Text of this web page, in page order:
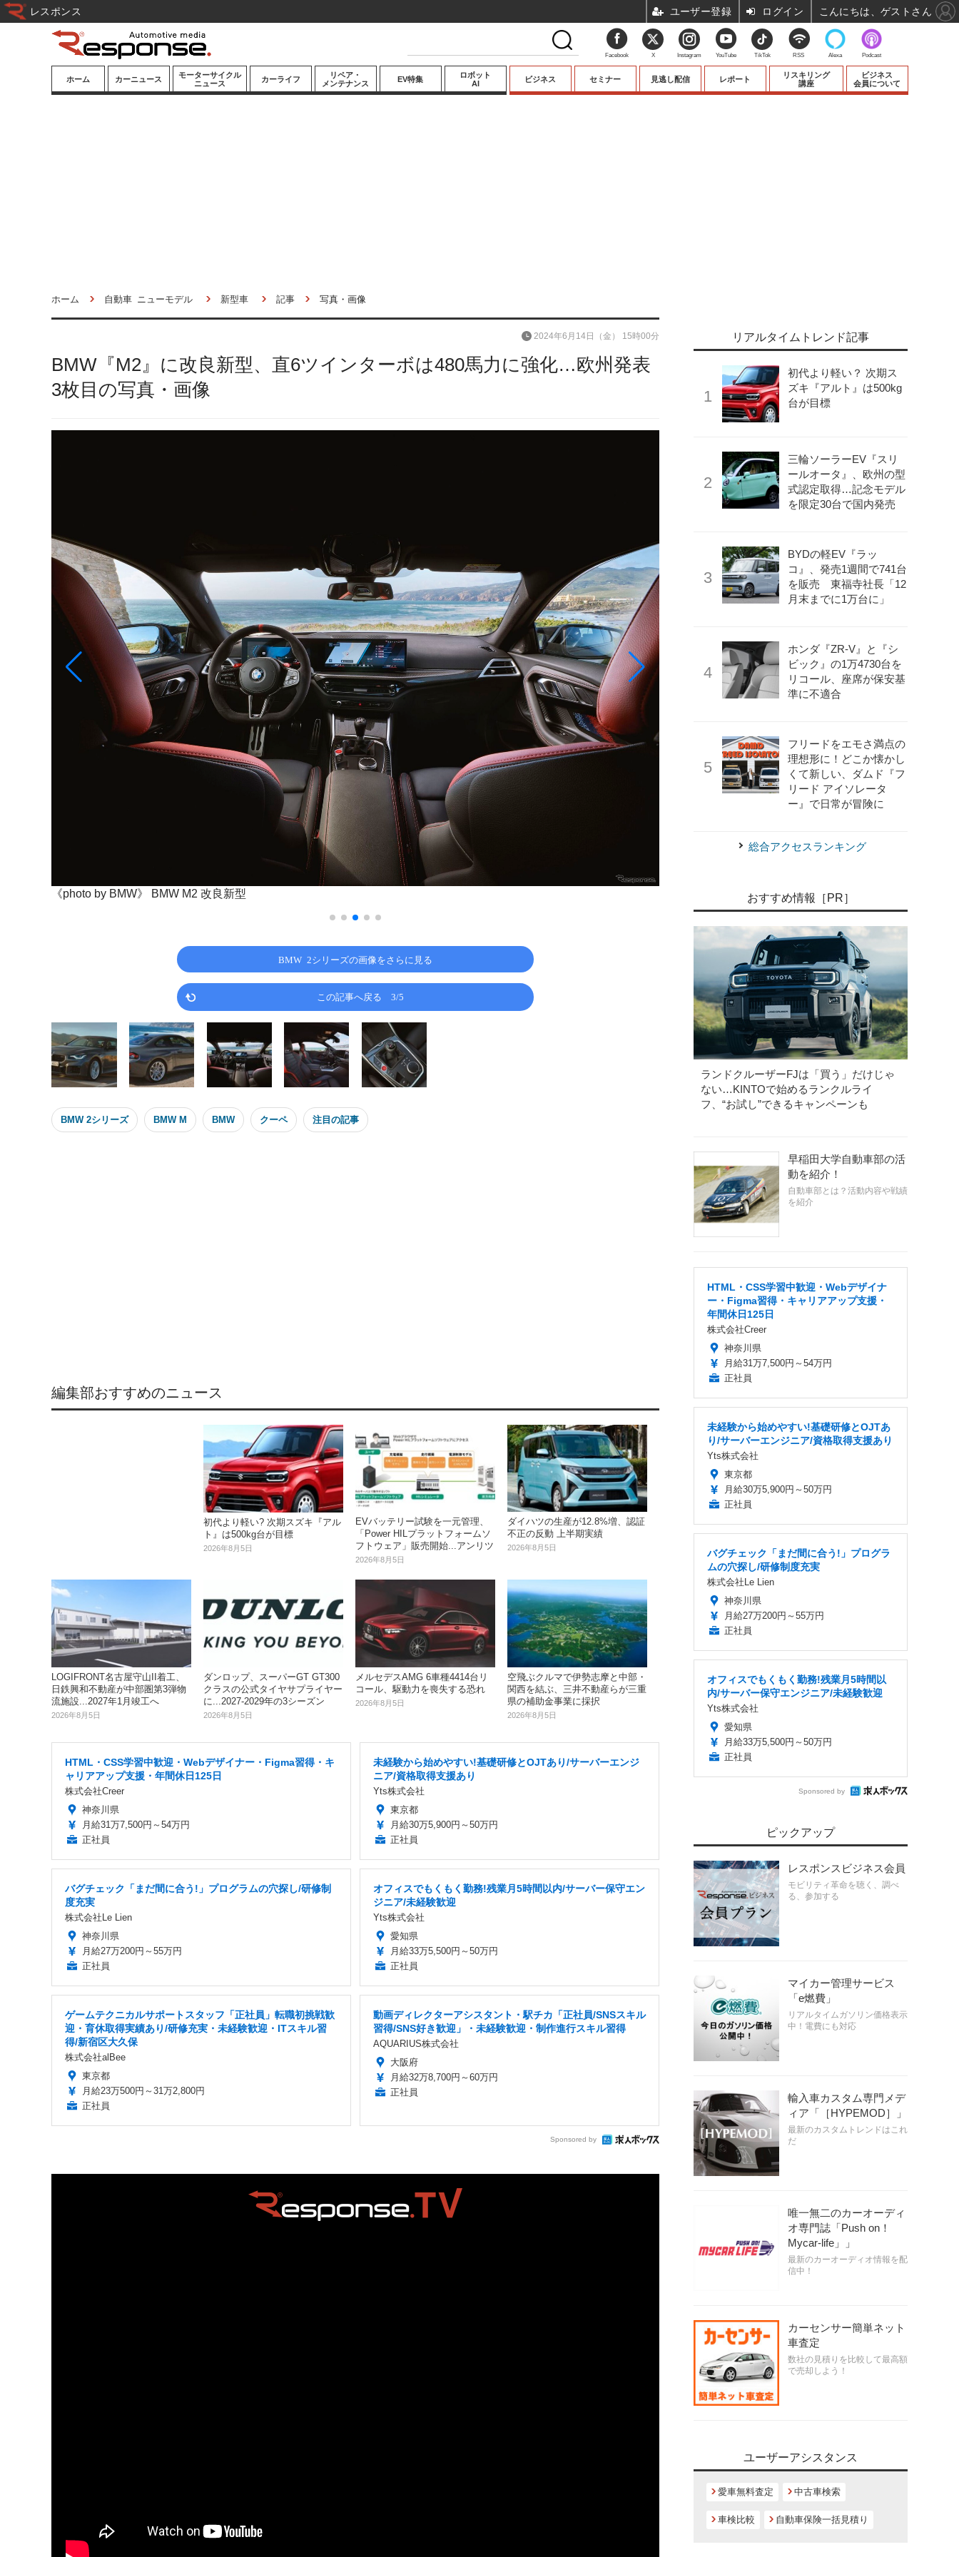
ホーム カーニュース
モーターサイクル
ニュース
カーライフ
リペア・
メンテナンス
EV特集
ロボット
AI
ビジネス セミナー 見逃し配信 レポート
リスキリング
講座
ビジネス
会員について
ホーム 自動車 ニューモデル 新型車 記事 写真・画像
BMW『M2』に改良新型、直6ツインターボは480馬力に強化…欧州発表
3枚目の写真・画像
2024年6月14日（金） 15時00分
《photo by BMW》 BMW M2 改良新型 《photo by BMW》 BMW M2 改良新型
BMW 2シリーズの画像をさらに見る
この記事へ戻る 3/5
BMW 2シリーズ BMW M BMW クーペ 注目の記事
編集部おすすめのニュース
初代より軽い? 次期スズキ『アル
ト』は500kg台が目標
2026年8月5日
EVバッテリー試験を一元管理、
「Power HILプラットフォームソ
フトウェア」販売開始...アンリツ
2026年8月5日
ダイハツの生産が12.8%増、認証
不正の反動 上半期実績
2026年8月5日
LOGIFRONT名古屋守山II着工、
日鉄興和不動産が中部圏第3弾物
流施設...2027年1月竣工へ
2026年8月5日
ダンロップ、スーパーGT GT300
クラスの公式タイヤサプライヤー
に...2027‐2029年の3シーズン
2026年8月5日
メルセデスAMG 6車種4414台リ
コール、駆動力を喪失する恐れ
2026年8月5日
空飛ぶクルマで伊勢志摩と中部・
関西を結ぶ、三井不動産らが三重
県の補助金事業に採択
2026年8月5日
HTML・CSS学習中歓迎・Webデザイナー・Figma習得・キ
ャリアアップ支援・年間休日125日
株式会社Creer
神奈川県
月給31万7,500円～54万円
正社員
未経験から始めやすい!基礎研修とOJTあり/サーバーエンジ
ニア/資格取得支援あり
Yts株式会社
東京都
月給30万5,900円～50万円
正社員
バグチェック「まだ間に合う!」プログラムの穴探し/研修制
度充実
株式会社Le Lien
神奈川県
月給27万200円～55万円
正社員
オフィスでもくもく勤務!残業月5時間以内/サーバー保守エン
ジニア/未経験歓迎
Yts株式会社
愛知県
月給33万5,500円～50万円
正社員
ゲームテクニカルサポートスタッフ「正社員」転職初挑戦歓
迎・育休取得実績あり/研修充実・未経験歓迎・ITスキル習
得/新宿区大久保
株式会社alBee
東京都
月給23万500円～31万2,800円
正社員
動画ディレクターアシスタント・駅チカ「正社員/SNSスキル
習得/SNS好き歓迎」・未経験歓迎・制作進行スキル習得
AQUARIUS株式会社
大阪府
月給32万8,700円～60万円
正社員
Sponsored by
リアルタイムトレンド記事
初代より軽い？ 次期ス
ズキ『アルト』は500kg
台が目標
三輪ソーラーEV『スリ
ールオータ』、欧州の型
式認定取得…記念モデル
を限定30台で国内発売
BYDの軽EV『ラッ
コ』、発売1週間で741台
を販売 東福寺社長「12
月末までに1万台に」
ホンダ『ZR-V』と『シ
ビック』の1万4730台を
リコール、座席が保安基
準に不適合
フリードをエモさ満点の
理想形に！どこか懐かし
くて新しい、ダムド『フ
リード アイソレータ
ー』で日常が冒険に
総合アクセスランキング
おすすめ情報［PR］
ランドクルーザーFJは「買う」だけじゃ
ない…KINTOで始めるランクルライ
フ、“お試し”できるキャンペーンも
早稲田大学自動車部の活
動を紹介！
自動車部とは？活動内容や戦績
を紹介
HTML・CSS学習中歓迎・Webデザイナ
ー・Figma習得・キャリアアップ支援・
年間休日125日
株式会社Creer
神奈川県
月給31万7,500円～54万円
正社員
未経験から始めやすい!基礎研修とOJTあ
り/サーバーエンジニア/資格取得支援あり
Yts株式会社
東京都
月給30万5,900円～50万円
正社員
バグチェック「まだ間に合う!」プログラ
ムの穴探し/研修制度充実
株式会社Le Lien
神奈川県
月給27万200円～55万円
正社員
オフィスでもくもく勤務!残業月5時間以
内/サーバー保守エンジニア/未経験歓迎
Yts株式会社
愛知県
月給33万5,500円～50万円
正社員
Sponsored by
ピックアップ
レスポンスビジネス会員
モビリティ革命を聴く、調べ
る、参加する
マイカー管理サービス
「e燃費」
リアルタイムガソリン価格表示
中！電費にも対応
輸入車カスタム専門メデ
ィア「［HYPEMOD］」
最新のカスタムトレンドはこれ
だ
唯一無二のカーオーディ
オ専門誌「Push on！
Mycar-life」」
最新のカーオーディオ情報を配
信中！
カーセンサー簡単ネット
車査定
数社の見積りを比較して最高額
で売却しよう！
ユーザーアシスタンス
愛車無料査定 中古車検索
車検比較 自動車保険一括見積り
Facebook X Instagram YouTube TikTok RSS Alexa Podcast
レスポンス ユーザー登録 ログイン こんにちは、ゲストさん